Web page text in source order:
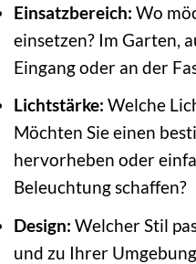
Einsatzbereich: Wo
einsetzen? Im Garten,
Eingang oder an der
Lichtstärke: Welche
Möchten Sie einen
hervorheben oder
Beleuchtung schaffen?
Design: Welcher Stil
und zu Ihrer